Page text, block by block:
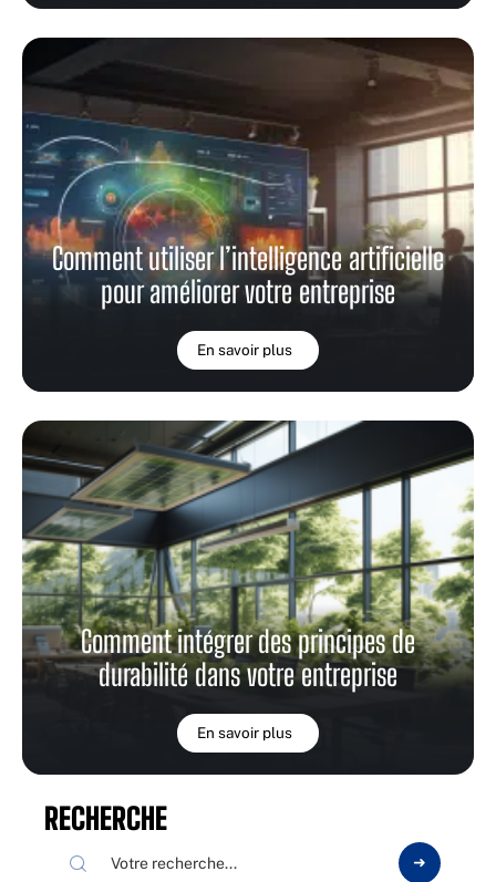
Comment utiliser l’intelligence artificielle
pour améliorer votre entreprise
En savoir plus
Comment intégrer des principes de
durabilité dans votre entreprise
En savoir plus
RECHERCHE